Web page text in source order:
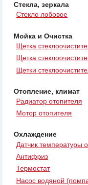
Стекла, зеркала
Стекло лобовое
Мойка и Очистка
Щетка
Щетка
Щетки
Отопление, климат
Радиатор отопителя
Мотор отопителя
Охлаждение
Датчик температуры
Антифриз
Термостат
Насос водяной